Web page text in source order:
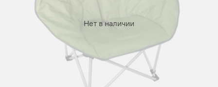
Нет в наличии